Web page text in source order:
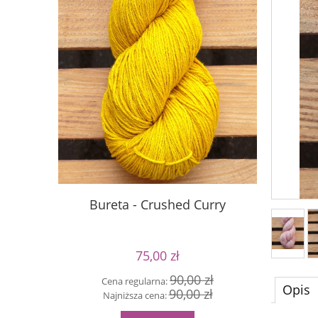
Bureta - Crushed Curry
75,00 zł
Cena regularna:90,00 zł
Najniższa cena:90,00 zł Opis